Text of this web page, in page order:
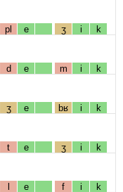
pl e ʒ i k
d e m i k
ʒ e bʁ i k
t e ʒ i k
l e f i k